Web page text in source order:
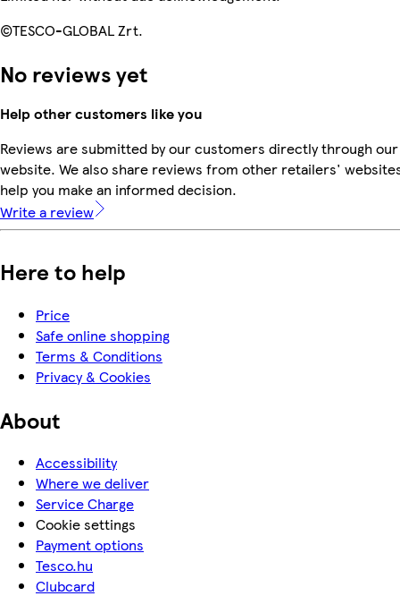
©TESCO-GLOBAL Zrt.
No reviews yet
Help other customers like you
Reviews are submitted by our customers directly through our
website. We also share reviews from other retailers'
help you make an informed decision.
Write a review
Here to help
Price
Safe online shopping
Terms & Conditions
Privacy & Cookies
About
Accessibility
Where we deliver
Service Charge
Cookie settings
Payment options
Tesco.hu
Clubcard